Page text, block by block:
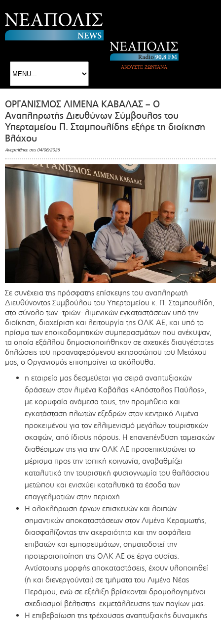
ΑΚΟΥΣΤΕ ΖΩΝΤΑΝΑ
ΟΡΓΑΝΙΣΜΟΣ ΛΙΜΕΝΑ ΚΑΒΑΛΑΣ – Ο
Αναπληρωτής Διευθύνων Σύμβουλος του
Υπερταμείου Π. Σταμπουλίδης εξήρε τη διοίκηση
Βλάχου
Αναρτήθηκε στις 04/06/2026
Σε συνέχεια της πρόσφατης επίσκεψης του αναπληρωτή
Διευθύνοντος Συμβούλου του Υπερταμείου κ. Π. Σταμπουλίδη,
στο σύνολο των -τριών- λιμενικών εγκαταστάσεων υπό την
διοίκηση, διαχείριση και λειτουργία της ΟΛΚ ΑΕ, και υπό το
πρίσμα των εποικοδομητικών συμπερασμάτων που ανέκυψαν,
τα οποία εξάλλου δημοσιοποιήθηκαν σε σχετικές διαυγέστατες
δηλώσεις του προαναφερόμενου εκπροσώπου του Μετόχου
μας, ο Οργανισμός επισημαίνει τα ακόλουθα:
η εταιρεία μας δεσμεύεται για σειρά αναπτυξιακών
δράσεων στον λιμένα Καβάλας «Απόστολος Παύλος»,
με κορυφαία ανάμεσα τους, την προμήθεια και
εγκατάσταση πλωτών εξεδρών στον κεντρικό Λιμένα
προκειμένου για τον ελλιμενισμό μεγάλων τουριστικών
σκαφών, από ίδιους πόρους. Η επανεπένδυση ταμειακών
διαθέσιμων της για την ΟΛΚ ΑΕ προσεπικυρώνει το
μέρισμα προς την τοπική κοινωνία, αναβαθμίζει
καταλυτικά την τουριστική φυσιογνωμία του θαλάσσιου
μετώπου και ενισχύει καταλυτικά τα έσοδα των
επαγγελματιών στην περιοχή
Η ολοκλήρωση έργων επισκευών και λοιπών
σημαντικών αποκαταστάσεων στον Λιμένα Κεραμωτής,
διασφαλίζοντας την ακεραιότητα και την ασφάλεια
επιβατών και εμπορευμάτων, σηματοδοτεί την
προτεραιοποίηση της ΟΛΚ ΑΕ σε έργα ουσίας.
Αντίστοιχης μορφής αποκαταστάσεις, έχουν υλοποιηθεί
(ή και διενεργούνται) σε τμήματα του Λιμένα Νέας
Περάμου, ενώ σε εξέλιξη βρίσκονται δρομολογημένοι
σχεδιασμοί βέλτιστης εκμετάλλευσης των παγίων μας.
Η επιβεβαίωση της τρέχουσας αναπτυξιακής δυναμικής